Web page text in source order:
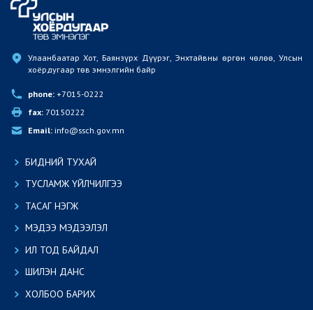
Улаанбаатар Хот, Баянзүрх Дүүрэг, Энхтайвны өргөн чөлөө, Улсын
хоёрдугаар төв эмнэлгийн байр
phone: +7015-0222
fax: 70150222
Email: info@ssch.gov.mn
БИДНИЙ ТУХАЙ
ТУСЛАМЖ ҮЙЛЧИЛГЭЭ
ТАСАГ НЭГЖ
МЭДЭЭ МЭДЭЭЛЭЛ
ИЛ ТОД БАЙДАЛ
ШИЛЭН ДАНС
ХОЛБОО БАРИХ